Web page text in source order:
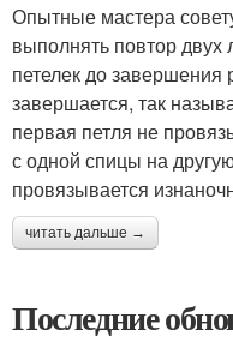
Опытные мастера
выполнять повтор
петелек до завершения
завершается, так
первая петля не
с одной спицы на
провязывается
читать дальше →
Последние